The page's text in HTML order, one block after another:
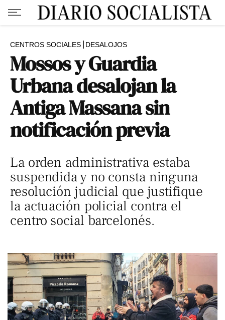
CENTROS SOCIALES DESALOJOS
Mossos y Guardia
Urbana desalojan la
Antiga Massana sin
notificación previa
La orden administrativa estaba
suspendida y no consta ninguna
resolución judicial que justifique
la actuación policial contra el
centro social barcelonés.